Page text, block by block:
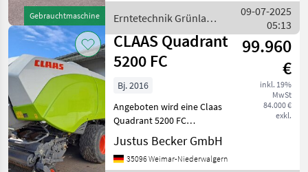
Gebrauchtmaschine
Quader (in cm): 120X70
Ballenzahl: 7077 B
Erntetechnik Grünland
/ Claas
09-07-2025
05:13
CLAAS Quadrant
5200 FC
99.960
€
inkl. 19%
MwSt
84.000 €
exkl.
Bj. 2016
Angeboten wird eine Claas
Quadrant 5200 FC
Großpackenpresse.
Ersteinsatz 2016, 43800
Ballen. Ausrüstung: -
Justus Becker GmbH
35096 Weimar-Niederwalgern